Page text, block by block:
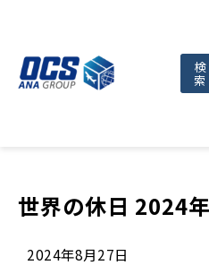
検
索
OCSが選
世界の休日 2024
2024年8月27日